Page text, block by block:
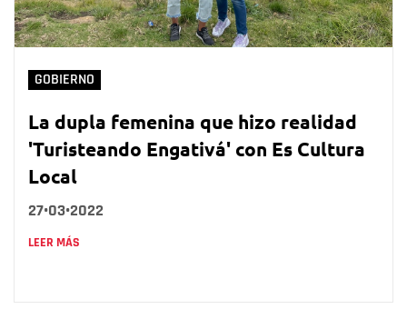
GOBIERNO
La dupla femenina que hizo realidad
'Turisteando Engativá' con Es Cultura
Local
27•03•2022
LEER MÁS